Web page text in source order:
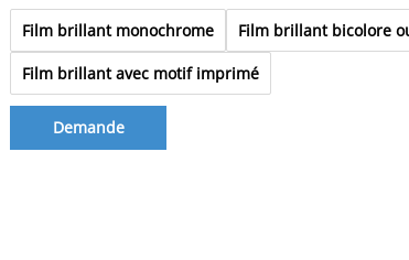
Film brillant monochrome Film brillant bicolore
Film brillant avec motif imprimé
Demande